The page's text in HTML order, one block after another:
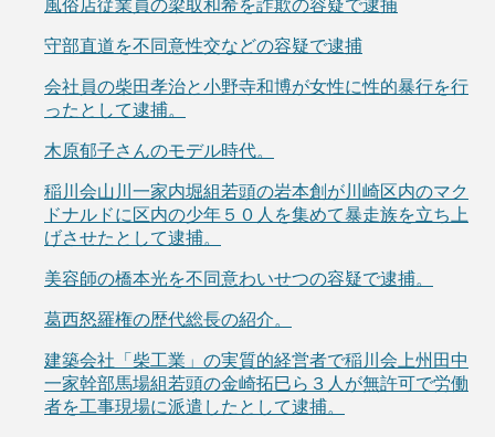
風俗店従業員の梁取和希を詐欺の容疑で逮捕
守部直道を不同意性交などの容疑で逮捕
会社員の柴田孝治と小野寺和博が女性に性的暴行を行
ったとして逮捕。
木原郁子さんのモデル時代。
稲川会山川一家内堀組若頭の岩本創が川崎区内のマク
ドナルドに区内の少年５０人を集めて暴走族を立ち上
げさせたとして逮捕。
美容師の橋本光を不同意わいせつの容疑で逮捕。
葛西怒羅権の歴代総長の紹介。
建築会社「柴工業」の実質的経営者で稲川会上州田中
一家幹部馬場組若頭の金崎拓巳ら３人が無許可で労働
者を工事現場に派遣したとして逮捕。